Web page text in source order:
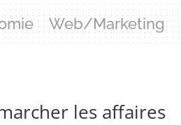
Web/Marketing
les affaires